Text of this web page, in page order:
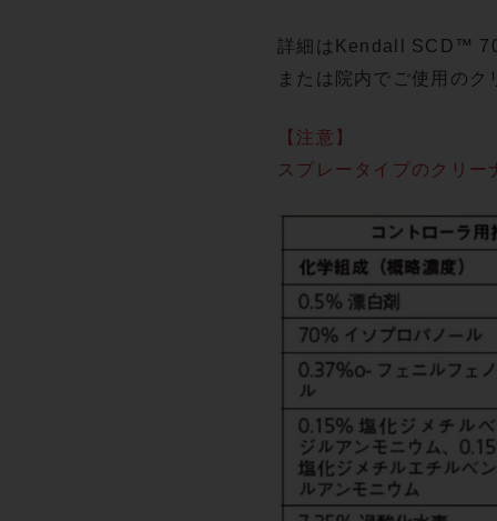
詳細はKendall SCD™
または院内でご使用の
【注意】
スプレータイプのクリ